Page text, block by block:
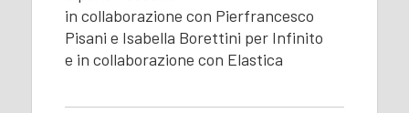
in collaborazione con Pierfrancesco
Pisani e Isabella Borettini per Infinito
e in collaborazione con Elastica